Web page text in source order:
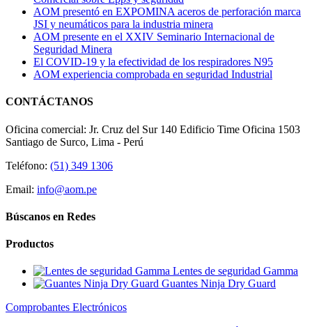
AOM presentó en EXPOMINA aceros de perforación marca
JSI y neumáticos para la industria minera
AOM presente en el XXIV Seminario Internacional de
Seguridad Minera
El COVID-19 y la efectividad de los respiradores N95
AOM experiencia comprobada en seguridad Industrial
CONTÁCTANOS
Oficina comercial: Jr. Cruz del Sur 140 Edificio Time Oficina 1503
Santiago de Surco, Lima - Perú
Teléfono: (51) 349 1306
Email: info@aom.pe
Búscanos en Redes
Productos
Lentes de seguridad Gamma
Guantes Ninja Dry Guard
Comprobantes Electrónicos